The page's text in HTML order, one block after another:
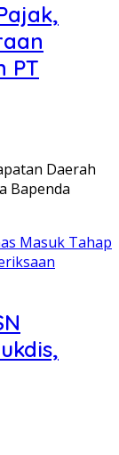
PT
Daerah
Bapenda